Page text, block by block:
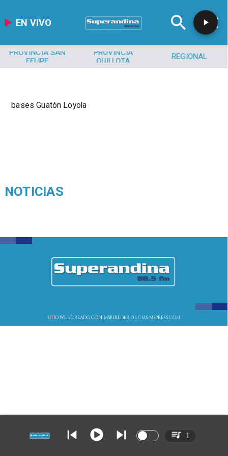
EN VIVO
PROVINCIA SAN
FELIPE
PROVINCIA
QUILLOTA
REGIONAL
bases Guatón Loyola
NOTICIAS
SITIO WEB CREADO CON MSBUILDER DE CMS-MSPRESS.COM
1